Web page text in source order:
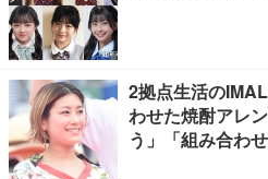
2拠点生活の
わせた焼酎アレ
う」「組み合わ